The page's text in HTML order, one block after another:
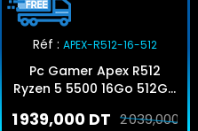
Réf : APEX-R512-16-512
Pc Gamer Apex R512
Ryzen 5 5500 16Go 512Go
2 039,000 DT
1 939,000 DT